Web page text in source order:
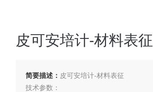
皮可安培计-材料表征
简要描述： 皮可安培计-材料表征
技术参数：